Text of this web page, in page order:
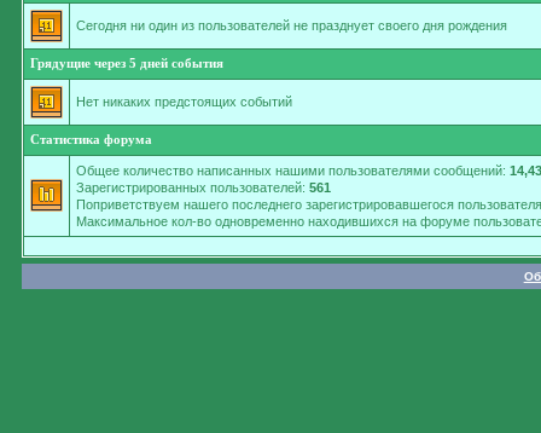
Сегодня ни один из пользователей не празднует своего дня рождения
Грядущие через 5 дней события
Нет никаких предстоящих событий
Статистика форума
Общее количество написанных нашими пользователями сообщений:
Зарегистрированных пользователей: 561
Поприветствуем нашего последнего зарегистрировавшегося
Максимальное кол-во одновременно находившихся на форуме